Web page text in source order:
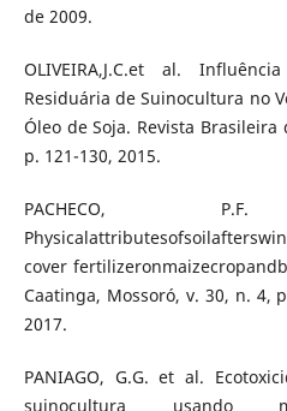
de 2009.
OLIVEIRA,J.C.et al.
Residuária de Suinocultura no
Óleo de Soja. Revista Brasileira
p. 121-130, 2015.
cover
Caatinga, Mossoró, v. 30, n. 4,
2017.
PANIAGO, G.G. et al.
suinocultura usando